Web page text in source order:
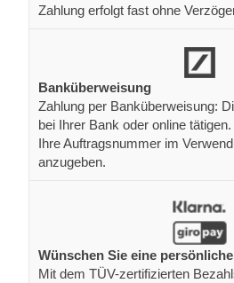
Zahlung erfolgt fast ohne
Banküberweisung
Zahlung per Banküberweisung:
bei Ihrer Bank oder online
Ihre Auftragsnummer im
anzugeben.
Wünschen Sie eine
Mit dem TÜV-zertifizierten